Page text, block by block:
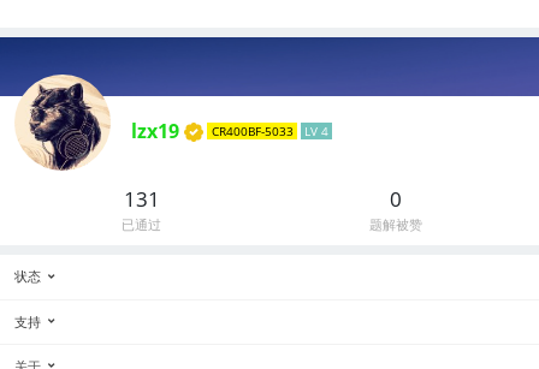
lzx19 CR400BF-5033 LV 4
131
已通过
0
题解被赞
状态
支持